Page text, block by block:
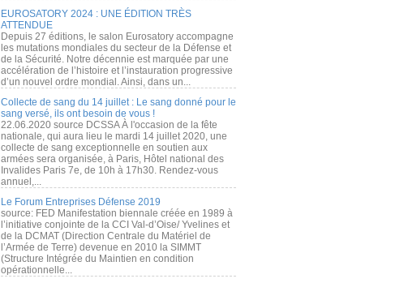
EUROSATORY 2024 : UNE ÉDITION TRÈS
ATTENDUE
Depuis 27 éditions, le salon Eurosatory accompagne
les mutations mondiales du secteur de la Défense et
de la Sécurité. Notre décennie est marquée par une
accélération de l’histoire et l’instauration progressive
d’un nouvel ordre mondial. Ainsi, dans un...
Collecte de sang du 14 juillet : Le sang donné pour le
sang versé, ils ont besoin de vous !
22.06.2020 source DCSSA À l'occasion de la fête
nationale, qui aura lieu le mardi 14 juillet 2020, une
collecte de sang exceptionnelle en soutien aux
armées sera organisée, à Paris, Hôtel national des
Invalides Paris 7e, de 10h à 17h30. Rendez-vous
annuel,...
Le Forum Entreprises Défense 2019
source: FED Manifestation biennale créée en 1989 à
l’initiative conjointe de la CCI Val-d’Oise/ Yvelines et
de la DCMAT (Direction Centrale du Matériel de
l’Armée de Terre) devenue en 2010 la SIMMT
(Structure Intégrée du Maintien en condition
opérationnelle...